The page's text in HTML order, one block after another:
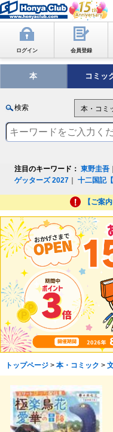
ログイン 会員登録
本 コミッ
検索
注目のキーワード： 東野圭吾
ゲッターズ 2027 ｜十二国記【
【ご案
トップページ> 本・コミック >